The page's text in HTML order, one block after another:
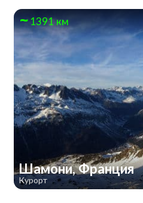
1391 км
Шамони, Франция
Курорт